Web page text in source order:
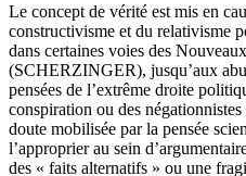
Le concept de vérité est mis en
constructivisme et du relativisme
dans certaines voies des
(SCHERZINGER), jusqu’aux
pensées de l’extrême droite
conspiration ou des
doute mobilisée par la pensée
l’approprier au sein
des « faits alternatifs » ou une